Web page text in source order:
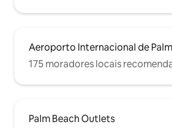
Aeroporto Internacional de
175 moradores locais
Palm Beach Outlets